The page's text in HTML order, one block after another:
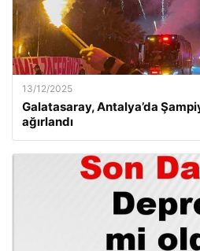
13/12/2025
Galatasaray, Antalya’da
ağırlandı